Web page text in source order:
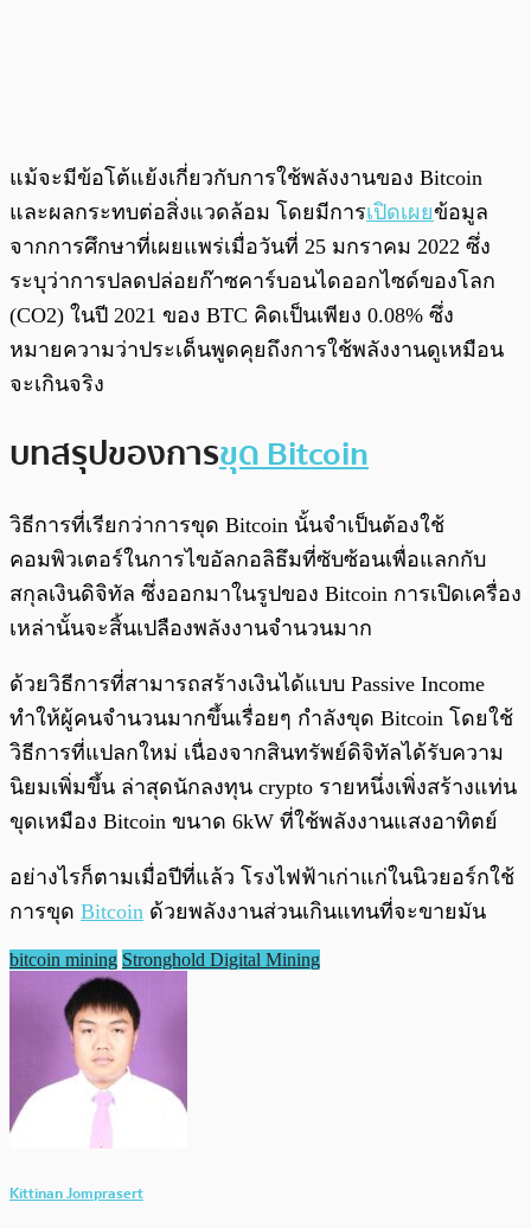
แม้จะมีข้อโต้แย้งเกี่ยวกับการใช้พลังงานของ Bitcoin
และผลกระทบต่อสิ่งแวดล้อม โดยมีการเปิดเผยข้อมูล
จากการศึกษาที่เผยแพร่เมื่อวันที่ 25 มกราคม 2022 ซึ่ง
ระบุว่าการปลดปล่อยก๊าซคาร์บอนไดออกไซด์ของโลก
(CO2) ในปี 2021 ของ BTC คิดเป็นเพียง 0.08% ซึ่ง
หมายความว่าประเด็นพูดคุยถึงการใช้พลังงานดูเหมือน
จะเกินจริง
บทสรุปของการขุด Bitcoin
วิธีการที่เรียกว่าการขุด Bitcoin นั้นจำเป็นต้องใช้
คอมพิวเตอร์ในการไขอัลกอลิธึมที่ซับซ้อนเพื่อแลกกับ
สกุลเงินดิจิทัล ซึ่งออกมาในรูปของ Bitcoin การเปิดเครื่อง
เหล่านั้นจะสิ้นเปลืองพลังงานจำนวนมาก
ด้วยวิธีการที่สามารถสร้างเงินได้แบบ Passive Income
ทำให้ผู้คนจำนวนมากขึ้นเรื่อยๆ กำลังขุด Bitcoin โดยใช้
วิธีการที่แปลกใหม่ เนื่องจากสินทรัพย์ดิจิทัลได้รับความ
นิยมเพิ่มขึ้น ล่าสุดนักลงทุน crypto รายหนึ่งเพิ่งสร้างแท่น
ขุดเหมือง Bitcoin ขนาด 6kW ที่ใช้พลังงานแสงอาทิตย์
อย่างไรก็ตามเมื่อปีที่แล้ว โรงไฟฟ้าเก่าแก่ในนิวยอร์กใช้
การขุด Bitcoin ด้วยพลังงานส่วนเกินแทนที่จะขายมัน
bitcoin mining Stronghold Digital Mining
Kittinan Jomprasert